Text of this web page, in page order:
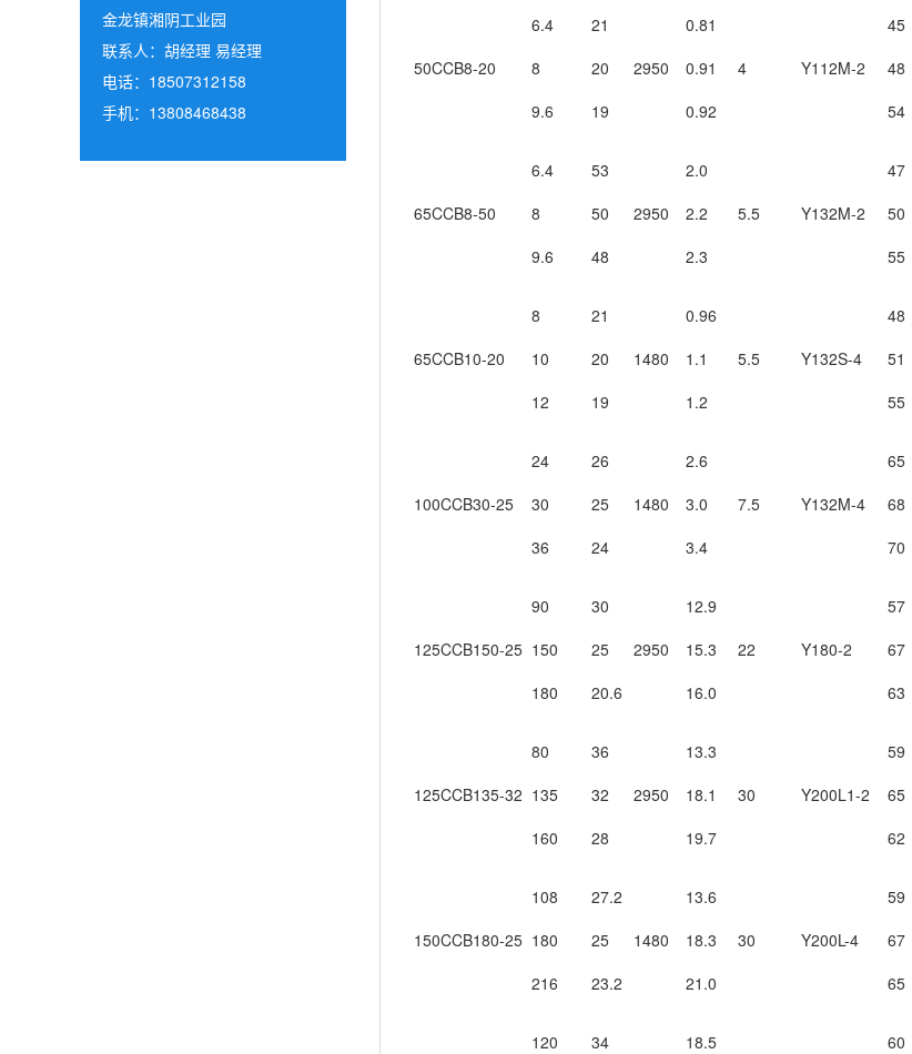
金龙镇湘阴工业园
联系人：胡经理 易经理
电话：18507312158
手机：13808468438
50CCB8-20
6.4
8
9.6
21
20
19
2950
0.81
0.91
0.92
4 Y112M-2
45
48
54
65CCB8-50
6.4
8
9.6
53
50
48
2950
2.0
2.2
2.3
5.5 Y132M-2
47
50
55
65CCB10-20
8
10
12
21
20
19
1480
0.96
1.1
1.2
5.5 Y132S-4
48
51
55
100CCB30-25
24
30
36
26
25
24
1480
2.6
3.0
3.4
7.5 Y132M-4
65
68
70
125CCB150-25
90
150
180
30
25
20.6
2950
12.9
15.3
16.0
22 Y180-2
57
67
63
125CCB135-32
80
135
160
36
32
28
2950
13.3
18.1
19.7
30 Y200L1-2
59
65
62
150CCB180-25
108
180
216
27.2
25
23.2
1480
13.6
18.3
21.0
30 Y200L-4
59
67
65
120
34
18.5
60